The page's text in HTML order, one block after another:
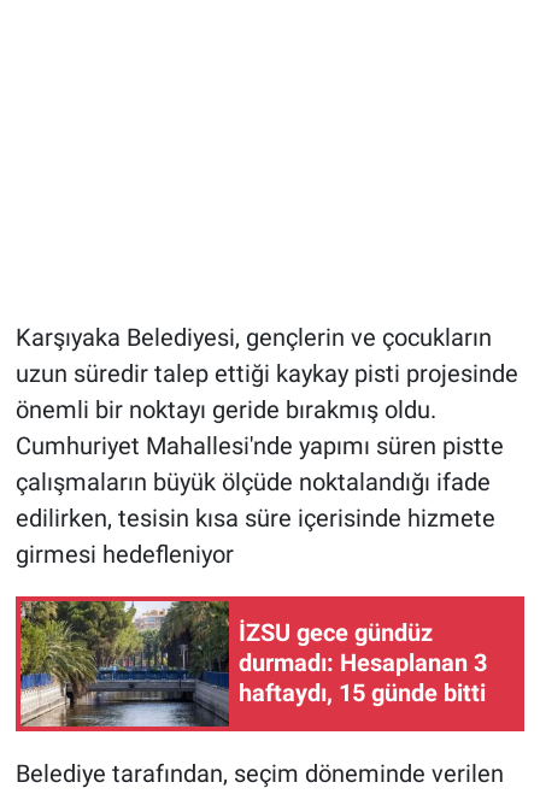
Karşıyaka Belediyesi, gençlerin ve çocukların
uzun süredir talep ettiği kaykay pisti projesinde
önemli bir noktayı geride bırakmış oldu.
Cumhuriyet Mahallesi'nde yapımı süren pistte
çalışmaların büyük ölçüde noktalandığı ifade
edilirken, tesisin kısa süre içerisinde hizmete
girmesi hedefleniyor
İZSU gece gündüz
durmadı: Hesaplanan 3
haftaydı, 15 günde bitti
Belediye tarafından, seçim döneminde verilen